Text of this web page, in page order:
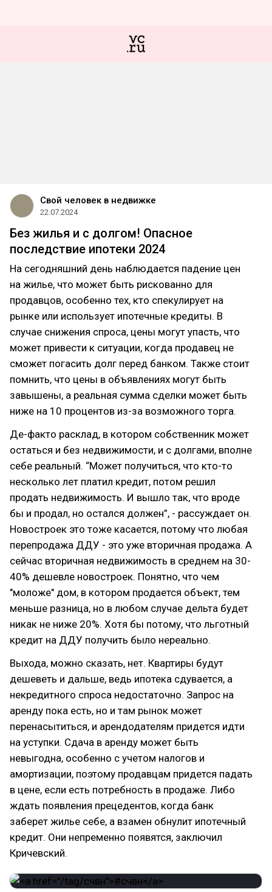
Свой человек в недвижке
22.07.2024
Без жилья и с долгом! Опасное
последствие ипотеки 2024
На сегодняшний день наблюдается падение цен
на жилье, что может быть рискованно для
продавцов, особенно тех, кто спекулирует на
рынке или использует ипотечные кредиты. В
случае снижения спроса, цены могут упасть, что
может привести к ситуации, когда продавец не
сможет погасить долг перед банком. Также стоит
помнить, что цены в объявлениях могут быть
завышены, а реальная сумма сделки может быть
ниже на 10 процентов из-за возможного торга.
Де-факто расклад, в котором собственник может
остаться и без недвижимости, и с долгами, вполне
себе реальный. “Может получиться, что кто-то
несколько лет платил кредит, потом решил
продать недвижимость. И вышло так, что вроде
бы и продал, но остался должен”, - рассуждает он.
Новостроек это тоже касается, потому что любая
перепродажа ДДУ - это уже вторичная продажа. А
сейчас вторичная недвижимость в среднем на 30-
40% дешевле новостроек. Понятно, что чем
"моложе" дом, в котором продается объект, тем
меньше разница, но в любом случае дельта будет
никак не ниже 20%. Хотя бы потому, что льготный
кредит на ДДУ получить было нереально.
Выхода, можно сказать, нет. Квартиры будут
дешеветь и дальше, ведь ипотека сдувается, а
некредитного спроса недостаточно. Запрос на
аренду пока есть, но и там рынок может
перенасытиться, и арендодателям придется идти
на уступки. Сдача в аренду может быть
невыгодна, особенно с учетом налогов и
амортизации, поэтому продавцам придется падать
в цене, если есть потребность в продаже. Либо
ждать появления прецедентов, когда банк
заберет жилье себе, а взамен обнулит ипотечный
кредит. Они непременно появятся, заключил
Кричевский.